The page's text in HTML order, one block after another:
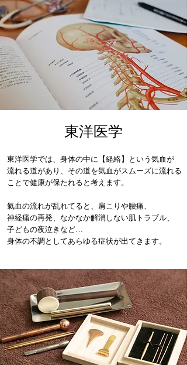
東洋医学
東洋医学では、身体の中に【経絡】という気血が
流れる道があり、その道を気血がスムーズに流れる
ことで健康が保たれると考えます。
氣血の流れが乱れてると、肩こりや腰痛、
神経痛の再発、なかなか解消しない肌トラブル、
子どもの夜泣きなど…
身体の不調としてあらゆる症状が出てきます。